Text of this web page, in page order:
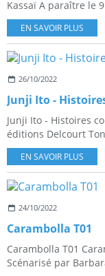
Kassaï A paraître le
EN SAVOIR PLUS
26/10/2022
Junji Ito -
Junji Ito - Histoires
éditions Delcourt
EN SAVOIR PLUS
24/10/2022
Carambolla T01
Carambolla T01
Scénarisé par